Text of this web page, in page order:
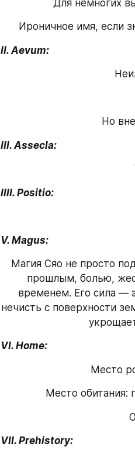
Для немногих
Ироничное имя, если
II. Aevum:
Но
III. Assecla:
IIII. Positio:
V. Magus:
Магия Сяо не просто
прошлым, болью,
временем. Его сила —
нечисть с поверхности
VI. Home:
Место
Место обитания:
VII. Prehistory: